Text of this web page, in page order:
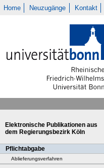
Home Neuzugänge Kontakt
Elektronische Publikationen aus
dem Regierungsbezirk Köln
Pflichtabgabe
Ablieferungsverfahren